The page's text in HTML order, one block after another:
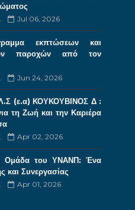
Jul 06, 2026
εκπτώσεων και
παροχών από τον
Jun 24, 2026
(ε.α) ΚΟΥΚΟΥΒΙΝΟΣ Δ :
τη Ζωή και την Καριέρα
Apr 02, 2026
Ομάδα του ΥΝΑΝΠ: Ένα
και Συνεργασίας
Apr 01, 2026